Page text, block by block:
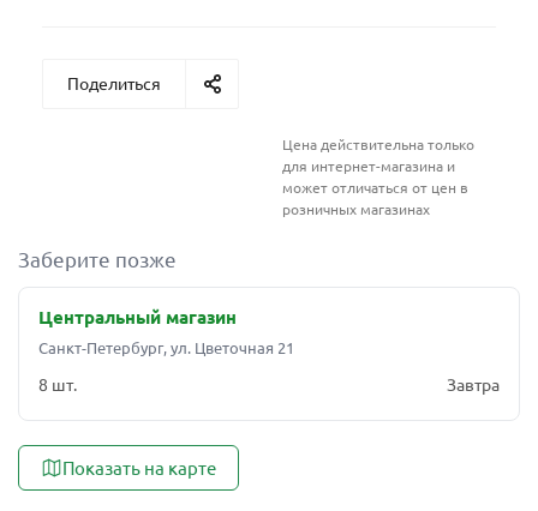
Поделиться
Цена действительна только
для интернет-магазина и
может отличаться от цен в
розничных магазинах
Заберите позже
Центральный магазин
Санкт-Петербург, ул. Цветочная 21
8 шт. Завтра
Показать на карте